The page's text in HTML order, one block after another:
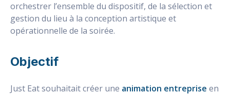
orchestrer l’ensemble du dispositif, de la sélection et
gestion du lieu à la conception artistique et
opérationnelle de la soirée.
Objectif
Just Eat souhaitait créer une animation entreprise en